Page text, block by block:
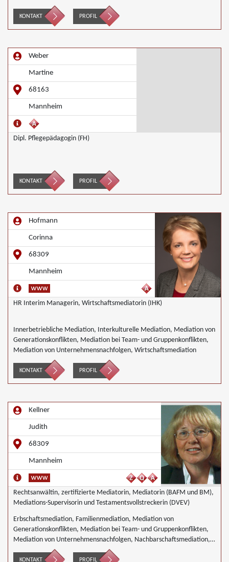
KONTAKT PROFIL
Weber
Martine
68163
Mannheim
Dipl. Pflegepädagogin (FH)
KONTAKT PROFIL
Hofmann
Corinna
68309
Mannheim
HR Interim Managerin, Wirtschaftsmediatorin (IHK)
Innerbetriebliche Mediation, Interkulturelle Mediation, Mediation von
Generationskonflikten, Mediation bei Team- und Gruppenkonflikten,
Mediation von Unternehmensnachfolgen, Wirtschaftsmediation
KONTAKT PROFIL
Kellner
Judith
68309
Mannheim
Rechtsanwältin, zertifizierte Mediatorin, Mediatorin (BAFM und BM),
Mediations-Supervisorin und Testamentsvollstreckerin (DVEV)
Erbschaftsmediation, Familienmediation, Mediation von
Generationskonflikten, Mediation bei Team- und Gruppenkonflikten,
Mediation von Unternehmensnachfolgen, Nachbarschaftsmediation,
Wirtschaftsmediation
KONTAKT PROFIL